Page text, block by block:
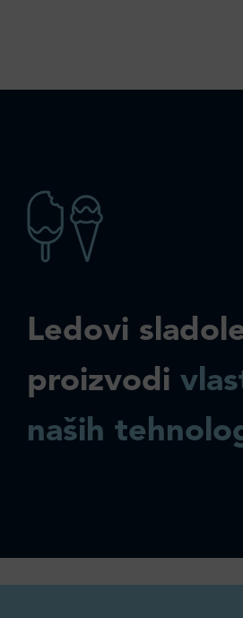
Ledovi
proizvodi
naših